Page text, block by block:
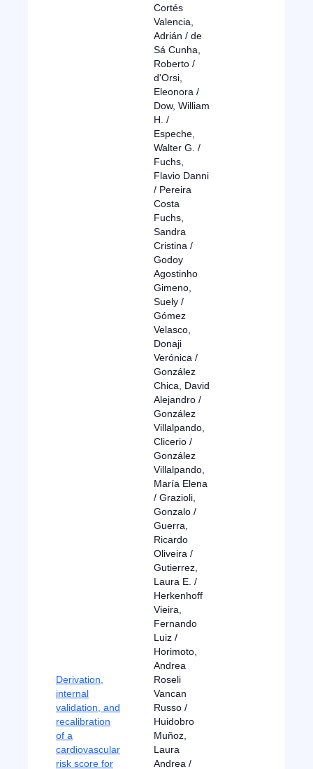
Derivation,
internal
validation, and
recalibration
of a
cardiovascular
risk score for
Cortés
Valencia,
Adrián / de
Sá Cunha,
Roberto /
d'Orsi,
Eleonora /
Dow, William
H. /
Espeche,
Walter G. /
Fuchs,
Flavio Danni
/ Pereira
Costa
Fuchs,
Sandra
Cristina /
Godoy
Agostinho
Gimeno,
Suely /
Gómez
Velasco,
Donaji
Verónica /
González
Chica, David
Alejandro /
González
Villalpando,
Clicerio /
González
Villalpando,
María Elena
/ Grazioli,
Gonzalo /
Guerra,
Ricardo
Oliveira /
Gutierrez,
Laura E. /
Herkenhoff
Vieira,
Fernando
Luiz /
Horimoto,
Andrea
Roseli
Vancan
Russo /
Huidobro
Muñoz,
Laura
Andrea /